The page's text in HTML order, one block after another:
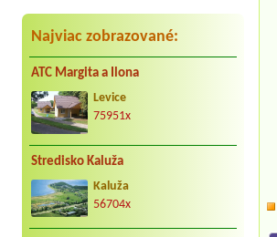
Najviac zobrazované:
ATC Margita a Ilona
Levice
75951x
Stredisko Kaluža
Kaluža
56704x